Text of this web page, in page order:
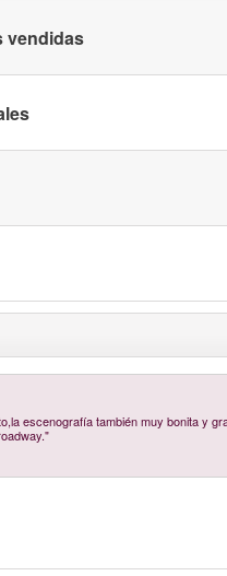
vendidas
escenografía también muy bonita y